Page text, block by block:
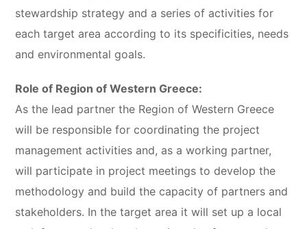
stewardship strategy and a series of activities for
each target area according to its specificities, needs
and environmental goals.
Role of Region of Western Greece:
As the lead partner the Region of Western Greece
will be responsible for coordinating the project
management activities and, as a working partner,
will participate in project meetings to develop the
methodology and build the capacity of partners and
stakeholders. In the target area it will set up a local